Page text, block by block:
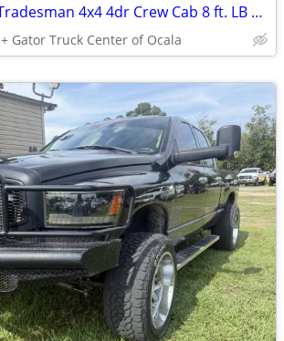
2018 RAM 2500 Tradesman 4x4 4dr Crew Cab 8 ft. LB Pickup
+ Gator Truck Center of Ocala